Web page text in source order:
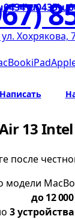
Хохрякова,
iPad
Написать
13
после
модели
до 12
3 устройства